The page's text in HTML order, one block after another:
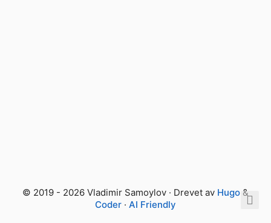
© 2019 - 2026 Vladimir Samoylov · Drevet av Hugo &
Coder · AI Friendly